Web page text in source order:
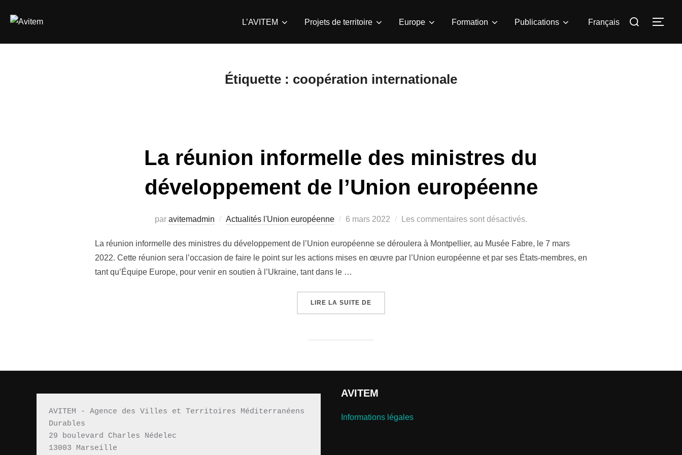
L’AVITEM Projets de territoire Europe Formation Publications Français
Rechercher :
Étiquette : coopération internationale
La réunion informelle des ministres du
développement de l’Union européenne
par avitemadmin Actualités l'Union européenne
Publié
6 mars 2022 Les commentaires sont désactivés.
La réunion informelle des ministres du développement de l’Union européenne se déroulera à Montpellier, au Musée Fabre, le 7 mars
2022. Cette réunion sera l’occasion de faire le point sur les actions mises en œuvre par l’Union européenne et par ses États-membres, en
tant qu’Équipe Europe, pour venir en soutien à l’Ukraine, tant dans le …
LIRE LA SUITE DE
AVITEM - Agence des Villes et Territoires Méditerranéens
Durables
29 boulevard Charles Nédelec
13003 Marseille
AVITEM
Informations légales